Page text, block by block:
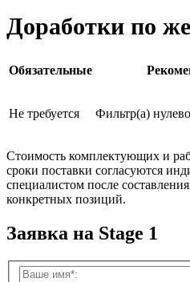
Доработки по
Обязательные
Не требуется Фильтр(а)
Стоимость комплектующих и
сроки поставки согласуются
специалистом после
конкретных позиций.
Заявка на Stage 1